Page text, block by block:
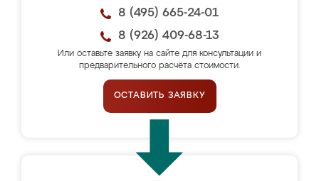
8 (495) 665-24-01
8 (926) 409-68-13
Или оставьте заявку на сайте для консультации и
предварительного расчёта стоимости.
ОСТАВИТЬ ЗАЯВКУ